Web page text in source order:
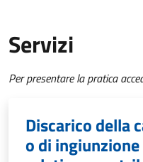
Servizi
Per presentare la pratica
Discarico della
o di